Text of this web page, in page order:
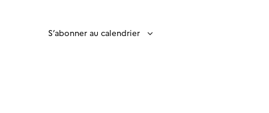
S’abonner au calendrier